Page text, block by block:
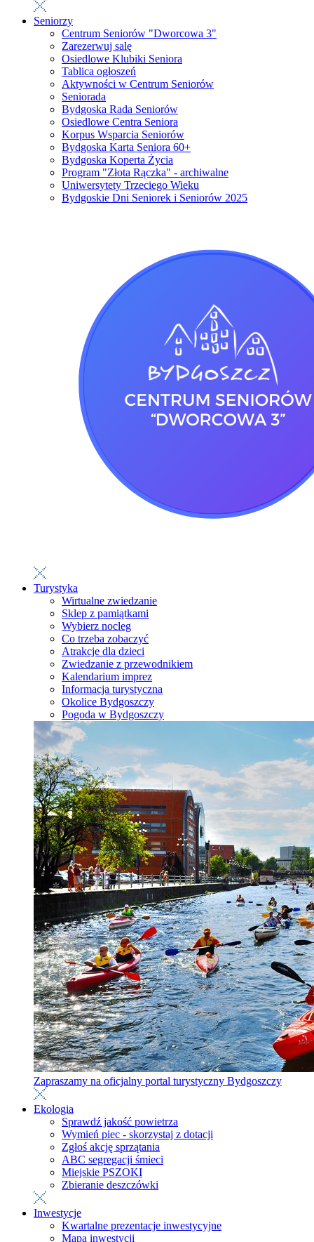
Seniorzy
Centrum Seniorów "Dworcowa 3"
Zarezerwuj salę
Osiedlowe Klubiki Seniora
Tablica ogłoszeń
Aktywności w Centrum Seniorów
Seniorada
Bydgoska Rada Seniorów
Osiedlowe Centra Seniora
Korpus Wsparcia Seniorów
Bydgoska Karta Seniora 60+
Bydgoska Koperta Życia
Program "Złota Rączka" - archiwalne
Uniwersytety Trzeciego Wieku
Bydgoskie Dni Seniorek i Seniorów 2025
Turystyka
Wirtualne zwiedzanie
Sklep z pamiątkami
Wybierz nocleg
Co trzeba zobaczyć
Atrakcje dla dzieci
Zwiedzanie z przewodnikiem
Kalendarium imprez
Informacja turystyczna
Okolice Bydgoszczy
Pogoda w Bydgoszczy
Zapraszamy na oficjalny portal turystyczny Bydgoszczy
Ekologia
Sprawdź jakość powietrza
Wymień piec - skorzystaj z dotacji
Zgłoś akcję sprzątania
ABC segregacji śmieci
Miejskie PSZOKI
Zbieranie deszczówki
Inwestycje
Kwartalne prezentacje inwestycyjne
Mapa inwestycji